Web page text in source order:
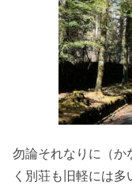
勿論それなりに（か
く別荘も旧軽には多